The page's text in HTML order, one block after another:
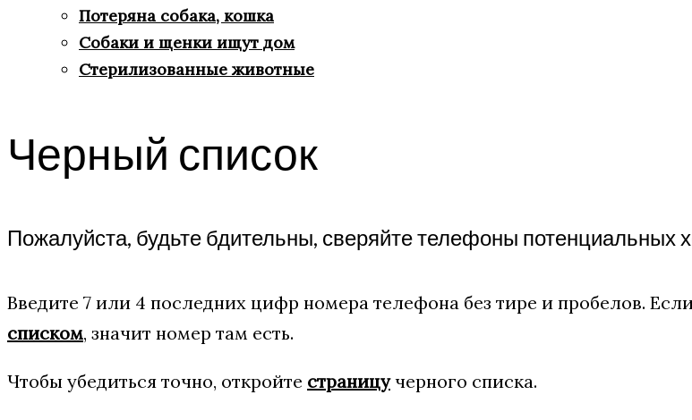
Потеряна собака, кошка
Собаки и щенки ищут дом
Стерилизованные животные
Черный список
Пожалуйста, будьте бдительны, сверяйте телефоны потенциальных
Введите 7 или 4 последних цифр номера телефона без тире и пробелов.
списком, значит номер там есть.
Чтобы убедиться точно, откройте страницучерного списка.